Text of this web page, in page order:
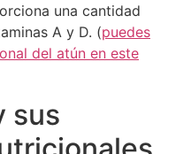
una cantidad
A y D. (puedes
del atún en este
sus